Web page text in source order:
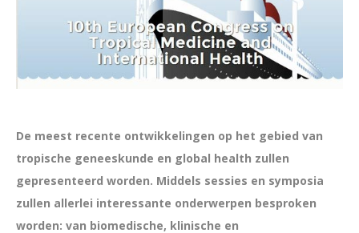
De meest recente ontwikkelingen op het gebied van
tropische geneeskunde en global health zullen
gepresenteerd worden. Middels sessies en symposia
zullen allerlei interessante onderwerpen besproken
worden: van biomedische, klinische en